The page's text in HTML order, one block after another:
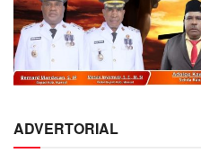
ADVERTORIAL